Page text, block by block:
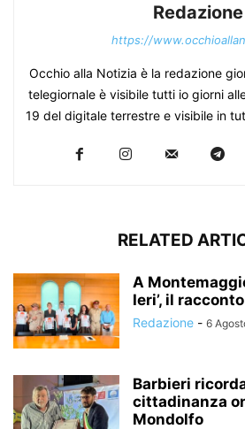
Redazione
https://
Occhio alla Notizia è la redazione
telegiornale è visibile tutti io giorni
19 del digitale terrestre e visibile in
RELATED
A
Ieri’, il
Redazione - 6
Barbieri
cittadinanza
Mondolfo